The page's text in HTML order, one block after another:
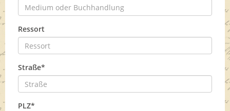
Ressort
Straße*
PLZ*